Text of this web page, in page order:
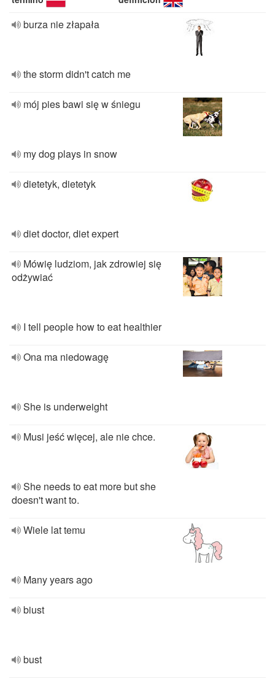
burza nie złapała
the storm didn't catch me
mój pies bawi się w śniegu
my dog plays in snow
dietetyk, dietetyk
diet doctor, diet expert
Mówię ludziom, jak zdrowiej się
odżywiać
I tell people how to eat healthier
Ona ma niedowagę
She is underweight
Musi jeść więcej, ale nie chce.
She needs to eat more but she
doesn't want to.
Wiele lat temu
Many years ago
biust
bust